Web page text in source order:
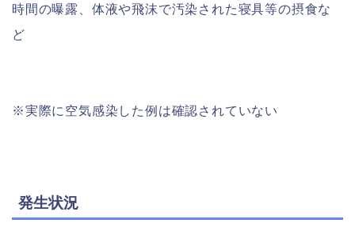
時間の曝露、体液や飛沫で汚染された寝具等の摂食な
ど
※実際に空気感染した例は確認されていない
発生状況